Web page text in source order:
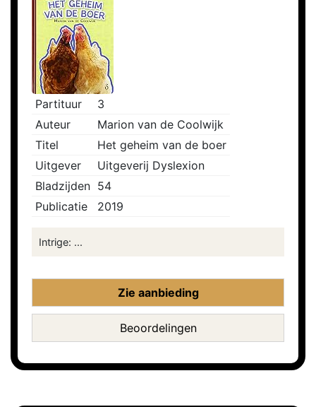
Partituur
3
Auteur
Marion van de Coolwijk
Titel
Het geheim van de boer
Uitgever
Uitgeverij Dyslexion
Bladzijden 54
Publicatie
2019
Intrige: ...
Zie aanbieding
Beoordelingen